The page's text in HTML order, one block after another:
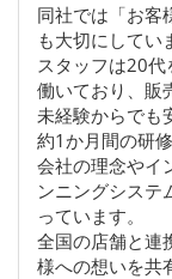
同社では「お客
も大切にしてい
スタッフは20
働いており、販
未経験からでも
約1か月間の研修
会社の理念やイ
ンニングシステ
っています。
全国の店舗と連
様への想いを共